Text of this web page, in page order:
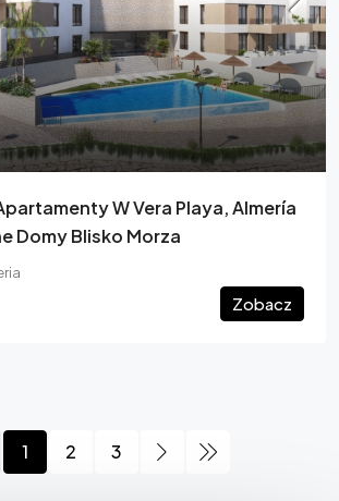
W Vera Playa, Almería
Domy Blisko Morza
Zobacz
1 2 3